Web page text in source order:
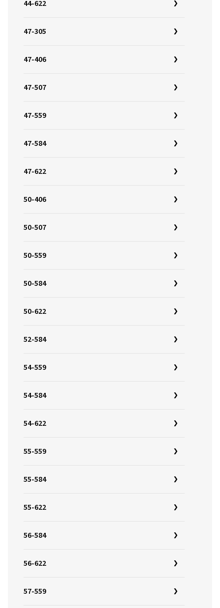
44-622
47-305
47-406
47-507
47-559
47-584
47-622
50-406
50-507
50-559
50-584
50-622
52-584
54-559
54-584
54-622
55-559
55-584
55-622
56-584
56-622
57-559